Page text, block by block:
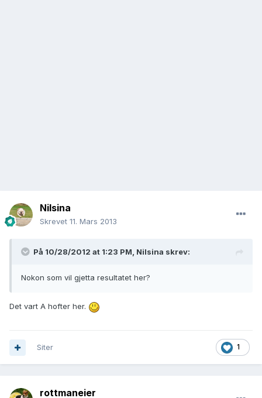
Nilsina
Skrevet 11. Mars 2013
På 10/28/2012 at 1:23 PM, Nilsina skrev:
Nokon som vil gjetta resultatet her?
Det vart A hofter her.
1
Siter
rottmaneier